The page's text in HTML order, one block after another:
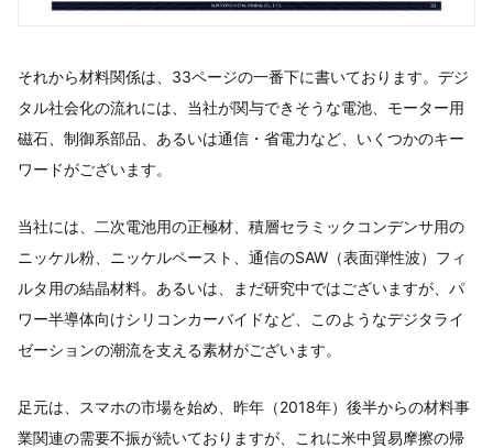
それから材料関係は、33ページの一番下に書いております。デジ
タル社会化の流れには、当社が関与できそうな電池、モーター用
磁石、制御系部品、あるいは通信・省電力など、いくつかのキー
ワードがございます。
当社には、二次電池用の正極材、積層セラミックコンデンサ用の
ニッケル粉、ニッケルペースト、通信のSAW（表面弾性波）フィ
ルタ用の結晶材料。あるいは、まだ研究中ではございますが、パ
ワー半導体向けシリコンカーバイドなど、このようなデジタライ
ゼーションの潮流を支える素材がございます。
足元は、スマホの市場を始め、昨年（2018年）後半からの材料事
業関連の需要不振が続いておりますが、これに米中貿易摩擦の帰